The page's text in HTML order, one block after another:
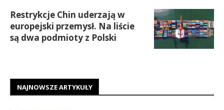
Restrykcje Chin uderzają w
europejski przemysł. Na liście
są dwa podmioty z Polski
NAJNOWSZE ARTYKUŁY